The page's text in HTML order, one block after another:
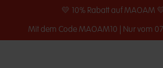
💛 10% Rabatt auf MAOAM
Mit dem Code MAOAM10 | Nur vom